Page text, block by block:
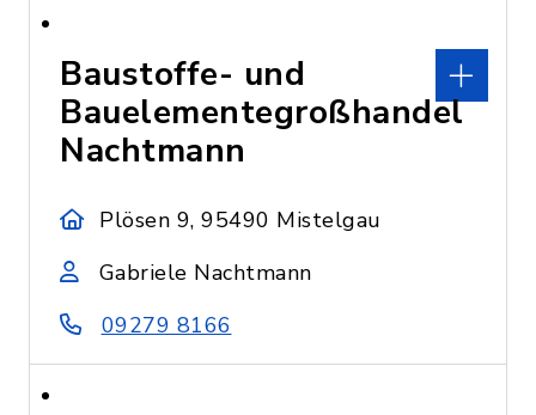
Baustoffe- und
Bauelementegroßhandel
Nachtmann
Plösen 9, 95490 Mistelgau
Gabriele Nachtmann
09279 8166